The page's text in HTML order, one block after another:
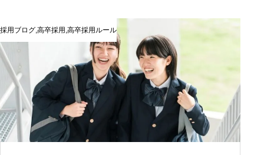
採用ブログ 高卒採用 高卒採用ルール